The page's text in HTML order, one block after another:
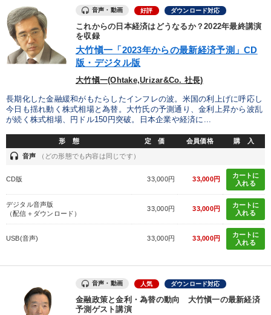
音声・動画 好評 ダウンロード対応
これからの日本経済はどうなるか？2022年最終講演
を収録
大竹愼一「2023年からの最新経済予測」CD
版・デジタル版
大竹愼一(Ohtake,Urizar&Co. 社長)
長期化した金融緩和がもたらしたインフレの波。米国の利上げに呼応し
今日も揺れ動く株式相場と為替。大竹氏の予測通り、金利上昇から波乱
が続く株式相場、円ドル150円突破。日本企業や経済に...
形 態 定 価 会員価格 購 入
headset 音声 （どの形態でも内容は同じです）
CD版 33,000円 33,000円
カートに
入れる
デジタル音声版
（配信＋ダウンロード）
33,000円 33,000円
カートに
入れる
USB(音声) 33,000円 33,000円
カートに
入れる
音声・動画 人気 ダウンロード対応
金融政策と金利・為替の動向 大竹愼一の最新経済
予測ゲスト講演